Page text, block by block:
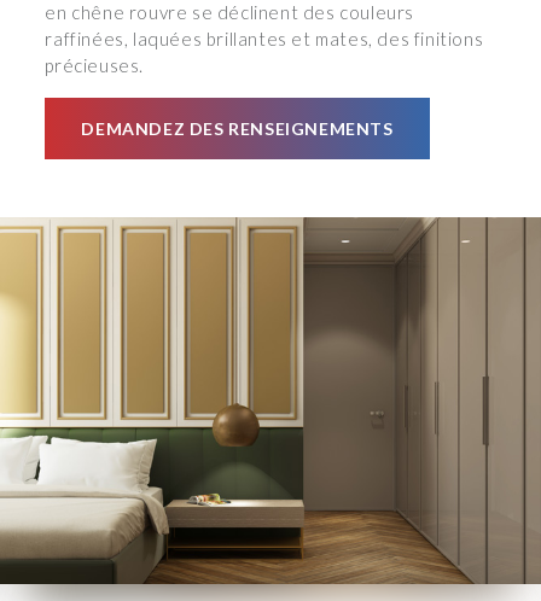
en chêne rouvre se déclinent des couleurs
raffinées, laquées brillantes et mates, des finitions
précieuses.
DEMANDEZ DES RENSEIGNEMENTS